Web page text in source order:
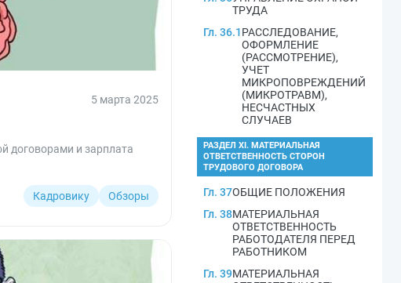
5 марта 2025
договорами и зарплата
Кадровику Обзоры
ТРУДА
Гл. 36.1РАССЛЕДОВАНИЕ,
ОФОРМЛЕНИЕ
(РАССМОТРЕНИЕ),
УЧЕТ
МИКРОПОВРЕЖДЕНИЙ
(МИКРОТРАВМ),
НЕСЧАСТНЫХ
СЛУЧАЕВ
РАЗДЕЛ XI. МАТЕРИАЛЬНАЯ
ОТВЕТСТВЕННОСТЬ СТОРОН
ТРУДОВОГО ДОГОВОРА
Гл. 37ОБЩИЕ ПОЛОЖЕНИЯ
Гл. 38МАТЕРИАЛЬНАЯ
ОТВЕТСТВЕННОСТЬ
РАБОТОДАТЕЛЯ ПЕРЕД
РАБОТНИКОМ
Гл. 39МАТЕРИАЛЬНАЯ